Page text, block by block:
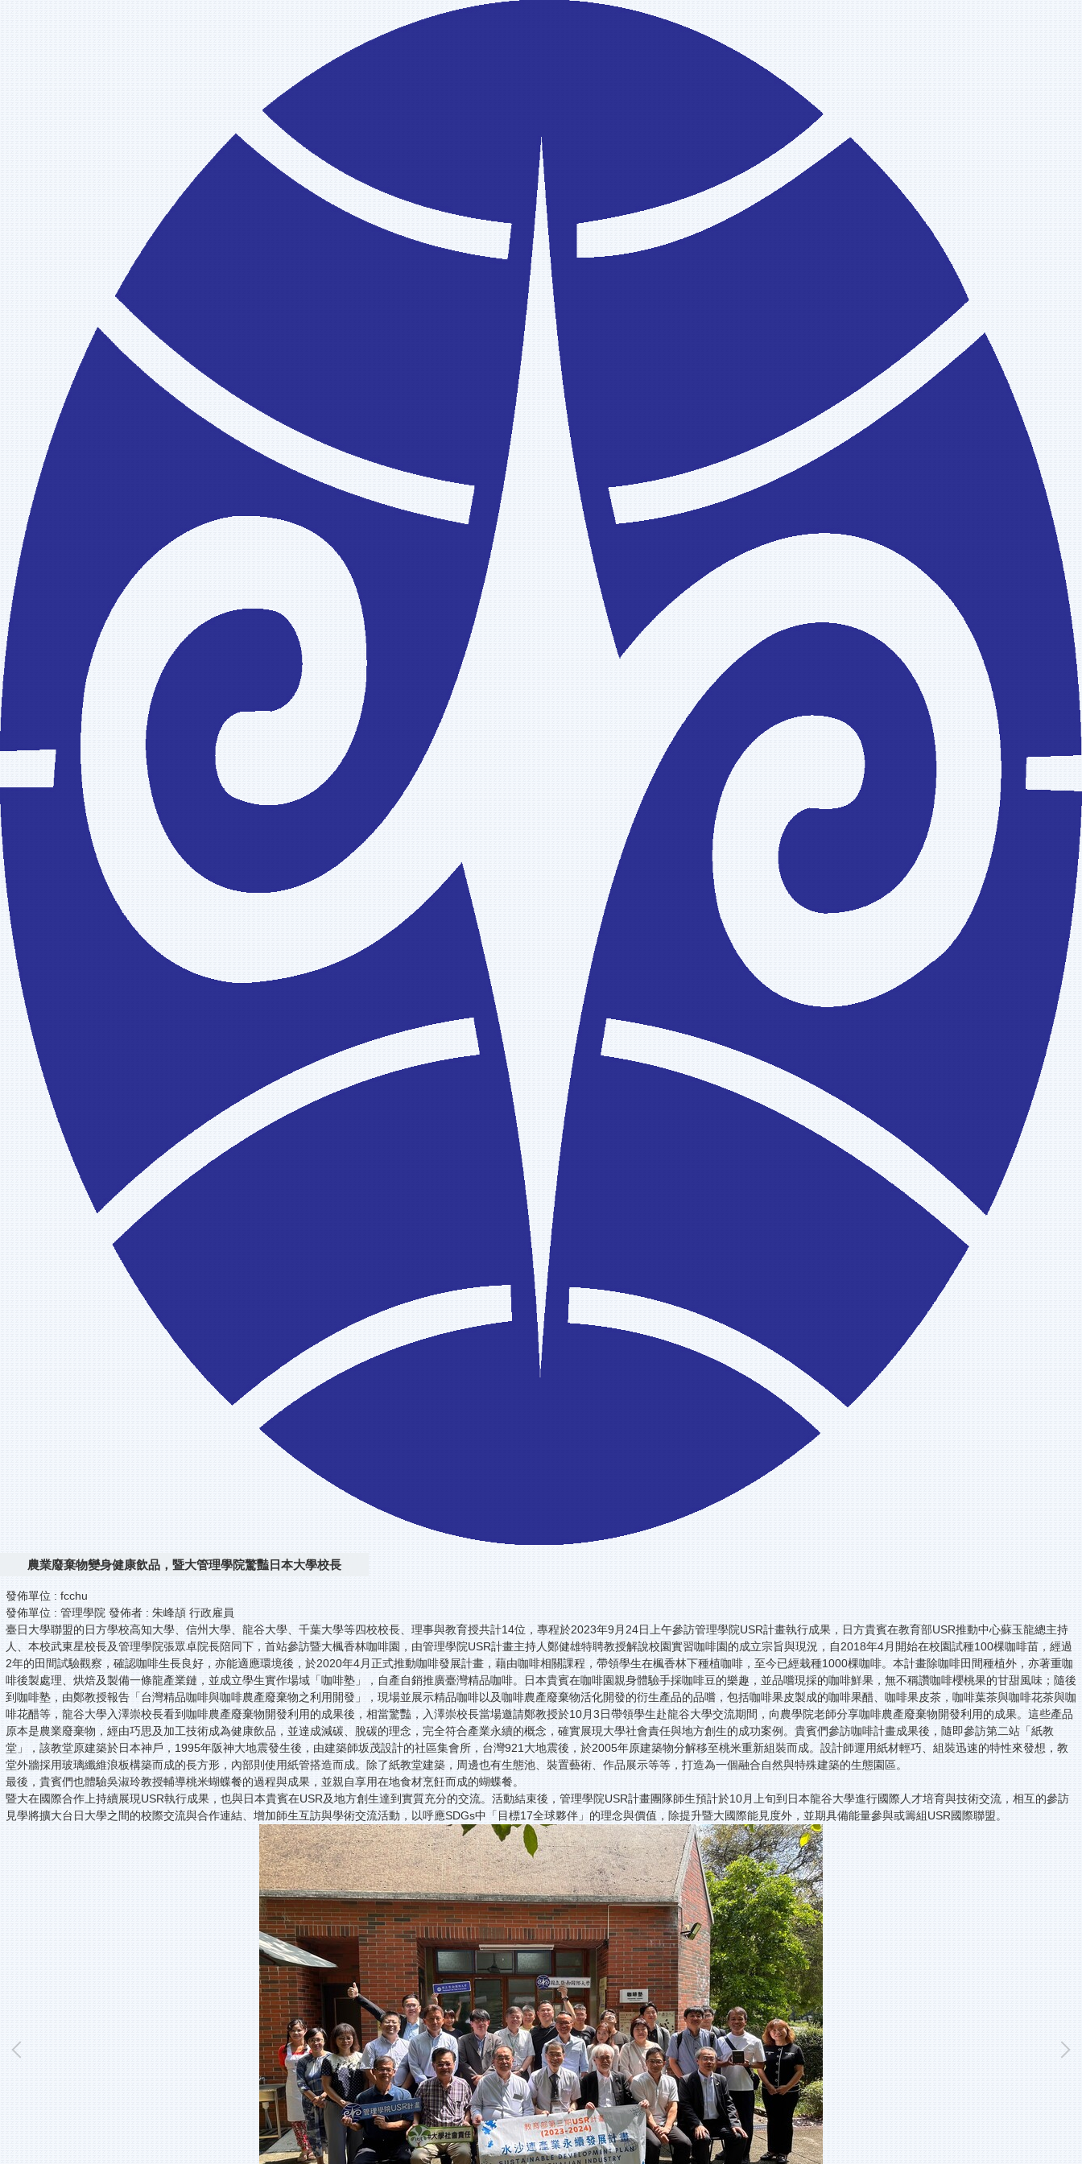
農業廢棄物變身健康飲品，暨大管理學院驚豔日本大學校長
發佈單位 : fcchu
發佈單位 : 管理學院 發佈者 : 朱峰頡 行政雇員
臺日大學聯盟的日方學校高知大學、信州大學、龍谷大學、千葉大學等四校校長、理事與教育授共計14位，專程於2023年9月24日上午參訪管理學院USR計畫執行成果，日方貴賓在教育部USR推動中心蘇玉龍總主持
人、本校武東星校長及管理學院張眾卓院長陪同下，首站參訪暨大楓香林咖啡園，由管理學院USR計畫主持人鄭健雄特聘教授解說校園實習咖啡園的成立宗旨與現況，自2018年4月開始在校園試種100棵咖啡苗，經過
2年的田間試驗觀察，確認咖啡生長良好，亦能適應環境後，於2020年4月正式推動咖啡發展計畫，藉由咖啡相關課程，帶領學生在楓香林下種植咖啡，至今已經栽種1000棵咖啡。本計畫除咖啡田間種植外，亦著重咖
啡後製處理、烘焙及製備一條龍產業鏈，並成立學生實作場域「咖啡塾」，自產自銷推廣臺灣精品咖啡。日本貴賓在咖啡園親身體驗手採咖啡豆的樂趣，並品嚐現採的咖啡鮮果，無不稱讚咖啡櫻桃果的甘甜風味；隨後
到咖啡塾，由鄭教授報告「台灣精品咖啡與咖啡農產廢棄物之利用開發」，現場並展示精品咖啡以及咖啡農產廢棄物活化開發的衍生產品的品嚐，包括咖啡果皮製成的咖啡果醋、咖啡果皮茶，咖啡葉茶與咖啡花茶與咖
啡花醋等，龍谷大學入澤崇校長看到咖啡農產廢棄物開發利用的成果後，相當驚豔，入澤崇校長當場邀請鄭教授於10月3日帶領學生赴龍谷大學交流期間，向農學院老師分享咖啡農產廢棄物開發利用的成果。這些產品
原本是農業廢棄物，經由巧思及加工技術成為健康飲品，並達成減碳、脫碳的理念，完全符合產業永續的概念，確實展現大學社會責任與地方創生的成功案例。貴賓們參訪咖啡計畫成果後，隨即參訪第二站「紙教
堂」，該教堂原建築於日本神戶，1995年阪神大地震發生後，由建築師坂茂設計的社區集會所，台灣921大地震後，於2005年原建築物分解移至桃米重新組裝而成。設計師運用紙材輕巧、組裝迅速的特性來發想，教
堂外牆採用玻璃纖維浪板構築而成的長方形，內部則使用紙管搭造而成。除了紙教堂建築，周邊也有生態池、裝置藝術、作品展示等等，打造為一個融合自然與特殊建築的生態園區。
最後，貴賓們也體驗吳淑玲教授輔導桃米蝴蝶餐的過程與成果，並親自享用在地食材烹飪而成的蝴蝶餐。
暨大在國際合作上持續展現USR執行成果，也與日本貴賓在USR及地方創生達到實質充分的交流。活動結束後，管理學院USR計畫團隊師生預計於10月上旬到日本龍谷大學進行國際人才培育與技術交流，相互的參訪
見學將擴大台日大學之間的校際交流與合作連結、增加師生互訪與學術交流活動，以呼應SDGs中「目標17全球夥伴」的理念與價值，除提升暨大國際能見度外，並期具備能量參與或籌組USR國際聯盟。